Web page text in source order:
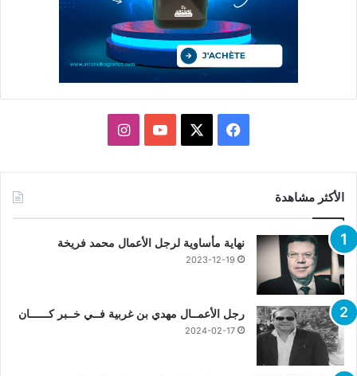
فيسبوك يوتيوبانستقرام
الأكثر مشاهدة
نهاية مأساوية لرجل الأعمال محمد فريخة
2023-12-19
رجل الأعمــال مهدي بن غربية فــي خــبر كــــــان
2024-02-17